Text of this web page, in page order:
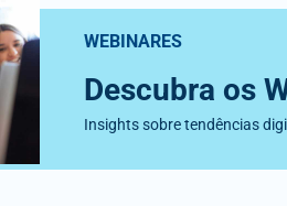
WEBINARES
Descubra os
Insights sobre tendências